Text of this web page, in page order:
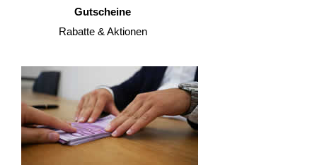
Gutscheine
Rabatte & Aktionen